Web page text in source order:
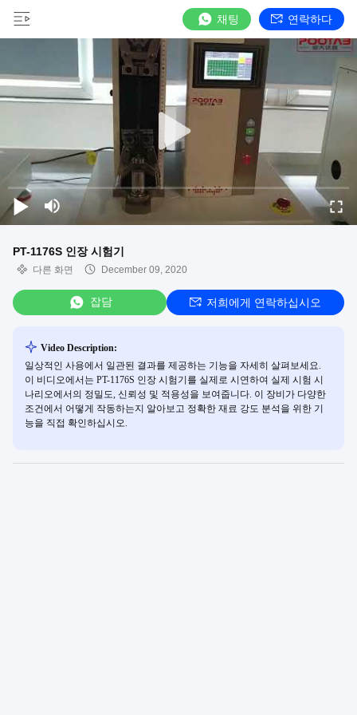
채팅 연락하다
PT-1176S 인장 시험기
다른 화면 December 09, 2020
잡담 저희에게 연락하십시오
Video Description:
일상적인 사용에서 일관된 결과를 제공하는 기능을 자세히 살펴보세요.
이 비디오에서는 PT-1176S 인장 시험기를 실제로 시연하여 실제 시험 시
나리오에서의 정밀도, 신뢰성 및 적용성을 보여줍니다. 이 장비가 다양한
조건에서 어떻게 작동하는지 알아보고 정확한 재료 강도 분석을 위한 기
능을 직접 확인하십시오.